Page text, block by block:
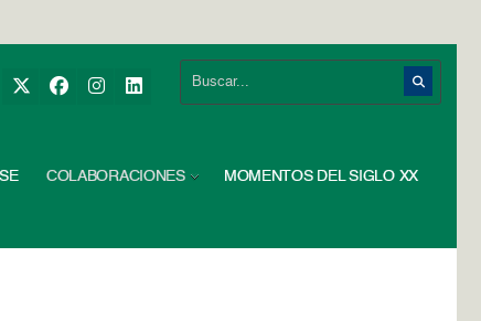
COLABORACIONES MOMENTOS DEL SIGLO XX